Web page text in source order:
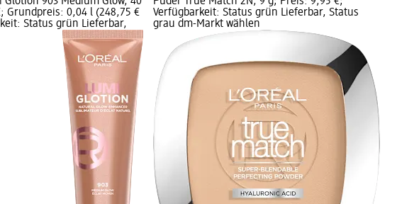
Grundpreis: 0,04 l (248,75 €
Status grün Lieferbar,
Verfügbarkeit: Status grün Lieferbar, Status
grau dm-Markt wählen